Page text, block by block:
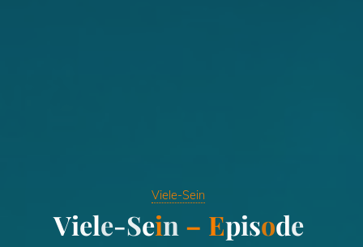
Viele-Sein
Viele-Sein – Episode